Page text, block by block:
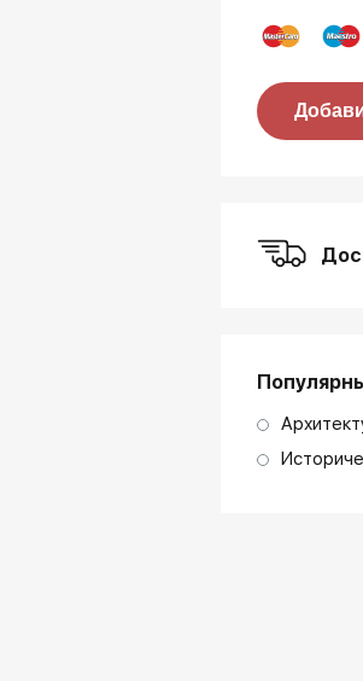
Цена за